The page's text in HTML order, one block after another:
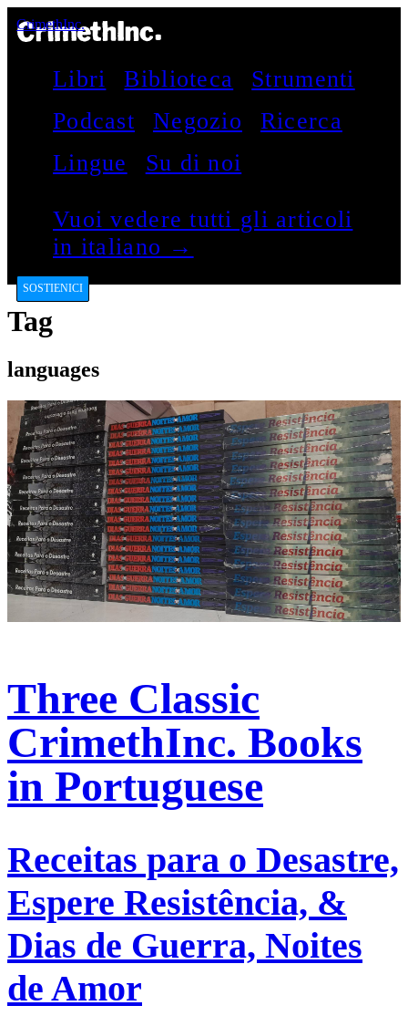
CrimethInc.
Libri Biblioteca
Strumenti
Podcast
Negozio
Ricerca
Lingue
Su di noi
Vuoi vedere tutti gli articoli
in italiano →
SOSTIENICI
Tag
languages
Three Classic
CrimethInc. Books
in Portuguese
Receitas para o Desastre,
Espere Resistência, &
Dias de Guerra, Noites
de Amor